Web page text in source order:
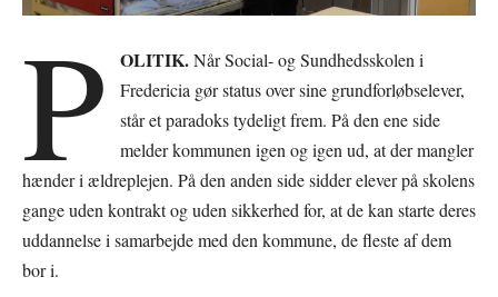
P OLITIK.Når Social- og Sundhedsskolen i
Fredericia gør status over sine grundforløbselever,
står et paradoks tydeligt frem. På den ene side
melder kommunen igen og igen ud, at der mangler
hænder i ældreplejen. På den anden side sidder elever på skolens
gange uden kontrakt og uden sikkerhed for, at de kan starte deres
uddannelse i samarbejde med den kommune, de fleste af dem
bor i.